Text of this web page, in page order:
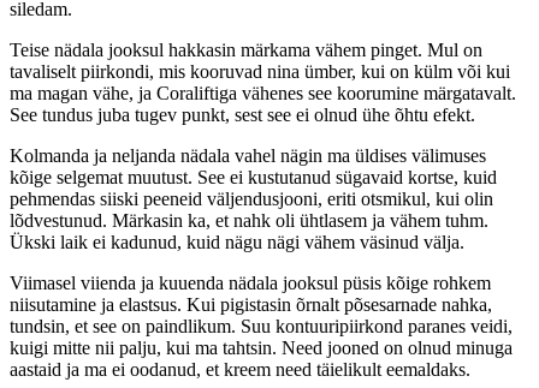
siledam.
Teise nädala jooksul hakkasin märkama vähem pinget. Mul on
tavaliselt piirkondi, mis kooruvad nina ümber, kui on külm või kui
ma magan vähe, ja Coraliftiga vähenes see koorumine märgatavalt.
See tundus juba tugev punkt, sest see ei olnud ühe õhtu efekt.
Kolmanda ja neljanda nädala vahel nägin ma üldises välimuses
kõige selgemat muutust. See ei kustutanud sügavaid kortse, kuid
pehmendas siiski peeneid väljendusjooni, eriti otsmikul, kui olin
lõdvestunud. Märkasin ka, et nahk oli ühtlasem ja vähem tuhm.
Ükski laik ei kadunud, kuid nägu nägi vähem väsinud välja.
Viimasel viienda ja kuuenda nädala jooksul püsis kõige rohkem
niisutamine ja elastsus. Kui pigistasin õrnalt põsesarnade nahka,
tundsin, et see on paindlikum. Suu kontuuripiirkond paranes veidi,
kuigi mitte nii palju, kui ma tahtsin. Need jooned on olnud minuga
aastaid ja ma ei oodanud, et kreem need täielikult eemaldaks.